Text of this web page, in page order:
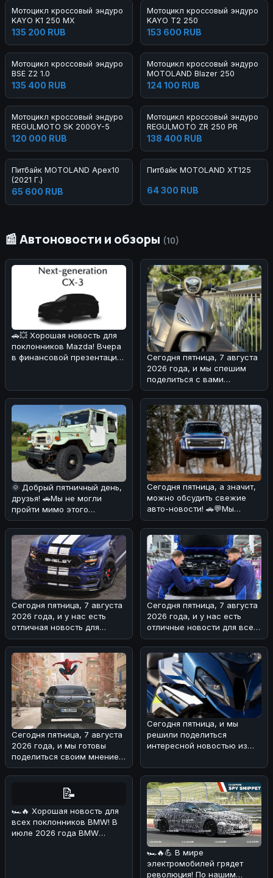
Мотоцикл кроссовый эндуро
KAYO K1 250 MX
135 200 RUB
Мотоцикл кроссовый эндуро
KAYO T2 250
153 600 RUB
Мотоцикл кроссовый эндуро
BSE Z2 1.0
135 400 RUB
Мотоцикл кроссовый эндуро
MOTOLAND Blazer 250
124 100 RUB
Мотоцикл кроссовый эндуро
REGULMOTO SK 200GY-5
120 000 RUB
Мотоцикл кроссовый эндуро
REGULMOTO ZR 250 PR
138 400 RUB
Питбайк MOTOLAND Apex10
(2021 Г.)
65 600 RUB
Питбайк MOTOLAND XT125
64 300 RUB
📰 Автоновости и обзоры (10)
🚗💥 Хорошая новость для
поклонников Mazda! Вчера
в финансовой презентации
Сегодня пятница, 7 августа
2026 года, и мы спешим
поделиться с вами
интересной новостью из
мира двух
🌞 Добрый пятничный день,
друзья! 🚗Мы не могли
пройти мимо этого
интересного экземпляра
Toyota Land
Сегодня пятница, а значит,
можно обсудить свежие
авто-новости! 🚗💬Мы
разобрались в ситуации с
Ford
Сегодня пятница, 7 августа
2026 года, и у нас есть
отличная новость для
любителей мощных
автомобилей
Сегодня пятница, 7 августа
2026 года, и у нас есть
отличные новости для всех
поклонников BMW! 🏎На з
Сегодня пятница, 7 августа
2026 года, и мы готовы
поделиться своим мнением
о свежей BMW-новости! 🏎
Н
Сегодня пятница, и мы
решили поделиться
интересной новостью из
туристическом
📝
🏎🔥 Хорошая новость для
всех поклонников BMW! В
июле 2026 года BMW
🏎🔥💪 В мире
электромобилей грядет
революция! По нашим